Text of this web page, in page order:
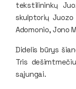
tekstilininkų
skulptorių Juozo
Adomonio, Jono
Didelis būrys
Tris
sąjungai.